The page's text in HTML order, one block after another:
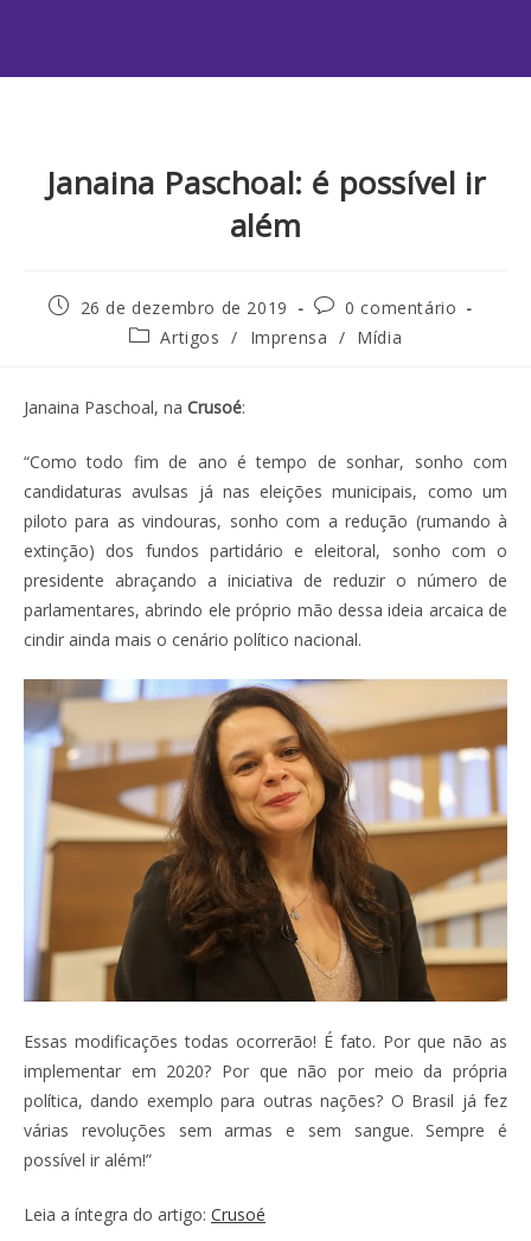
Janaina Paschoal: é possível ir
além
26 de dezembro de 2019
0 comentário
Artigos / Imprensa / Mídia
Janaina Paschoal, na Crusoé:
“Como todo fim de ano é tempo de sonhar, sonho com
candidaturas avulsas já nas eleições municipais, como um
piloto para as vindouras, sonho com a redução (rumando à
extinção) dos fundos partidário e eleitoral, sonho com o
presidente abraçando a iniciativa de reduzir o número de
parlamentares, abrindo ele próprio mão dessa ideia arcaica de
cindir ainda mais o cenário político nacional.
Essas modificações todas ocorrerão! É fato. Por que não as
implementar em 2020? Por que não por meio da própria
política, dando exemplo para outras nações? O Brasil já fez
várias revoluções sem armas e sem sangue. Sempre é
possível ir além!”
Leia a íntegra do artigo: Crusoé